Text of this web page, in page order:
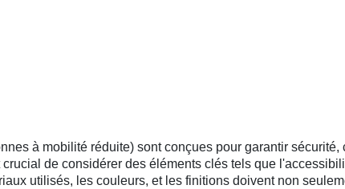
à mobilité réduite) sont conçues pour garantir
de considérer des éléments clés tels que
utilisés, les couleurs, et les finitions doivent non